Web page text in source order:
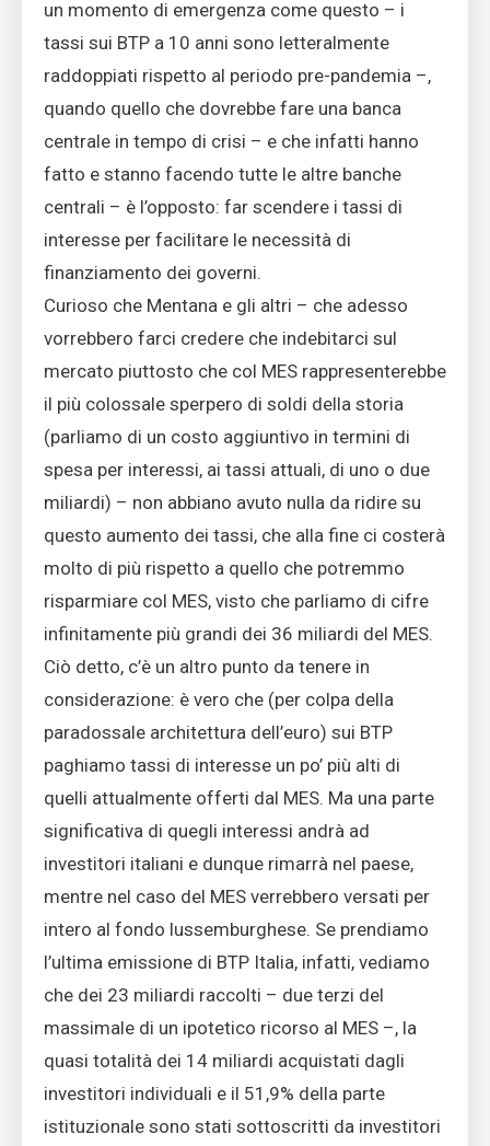
un momento di emergenza come questo – i
tassi sui BTP a 10 anni sono letteralmente
raddoppiati rispetto al periodo pre-pandemia –,
quando quello che dovrebbe fare una banca
centrale in tempo di crisi – e che infatti hanno
fatto e stanno facendo tutte le altre banche
centrali – è l’opposto: far scendere i tassi di
interesse per facilitare le necessità di
finanziamento dei governi.
Curioso che Mentana e gli altri – che adesso
vorrebbero farci credere che indebitarci sul
mercato piuttosto che col MES rappresenterebbe
il più colossale sperpero di soldi della storia
(parliamo di un costo aggiuntivo in termini di
spesa per interessi, ai tassi attuali, di uno o due
miliardi) – non abbiano avuto nulla da ridire su
questo aumento dei tassi, che alla fine ci costerà
molto di più rispetto a quello che potremmo
risparmiare col MES, visto che parliamo di cifre
infinitamente più grandi dei 36 miliardi del MES.
Ciò detto, c’è un altro punto da tenere in
considerazione: è vero che (per colpa della
paradossale architettura dell’euro) sui BTP
paghiamo tassi di interesse un po’ più alti di
quelli attualmente offerti dal MES. Ma una parte
significativa di quegli interessi andrà ad
investitori italiani e dunque rimarrà nel paese,
mentre nel caso del MES verrebbero versati per
intero al fondo lussemburghese. Se prendiamo
l’ultima emissione di BTP Italia, infatti, vediamo
che dei 23 miliardi raccolti – due terzi del
massimale di un ipotetico ricorso al MES –, la
quasi totalità dei 14 miliardi acquistati dagli
investitori individuali e il 51,9% della parte
istituzionale sono stati sottoscritti da investitori